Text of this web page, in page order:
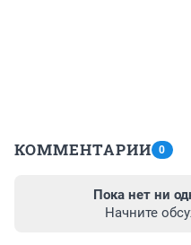
КОММЕНТАРИИ 0
Пока нет ни
Начните